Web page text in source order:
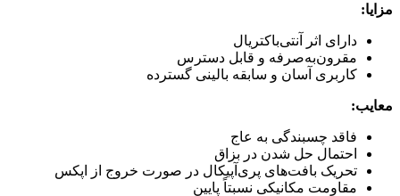
مزایا:
دارای اثر آنتی‌باکتریال
مقرون‌به‌صرفه و قابل دسترس
کاربری آسان و سابقه بالینی گسترده
معایب:
فاقد چسبندگی به عاج
احتمال حل شدن در بزاق
تحریک بافت‌های پری‌آپیکال در صورت خروج از اپکس
مقاومت مکانیکی نسبتاً پایین